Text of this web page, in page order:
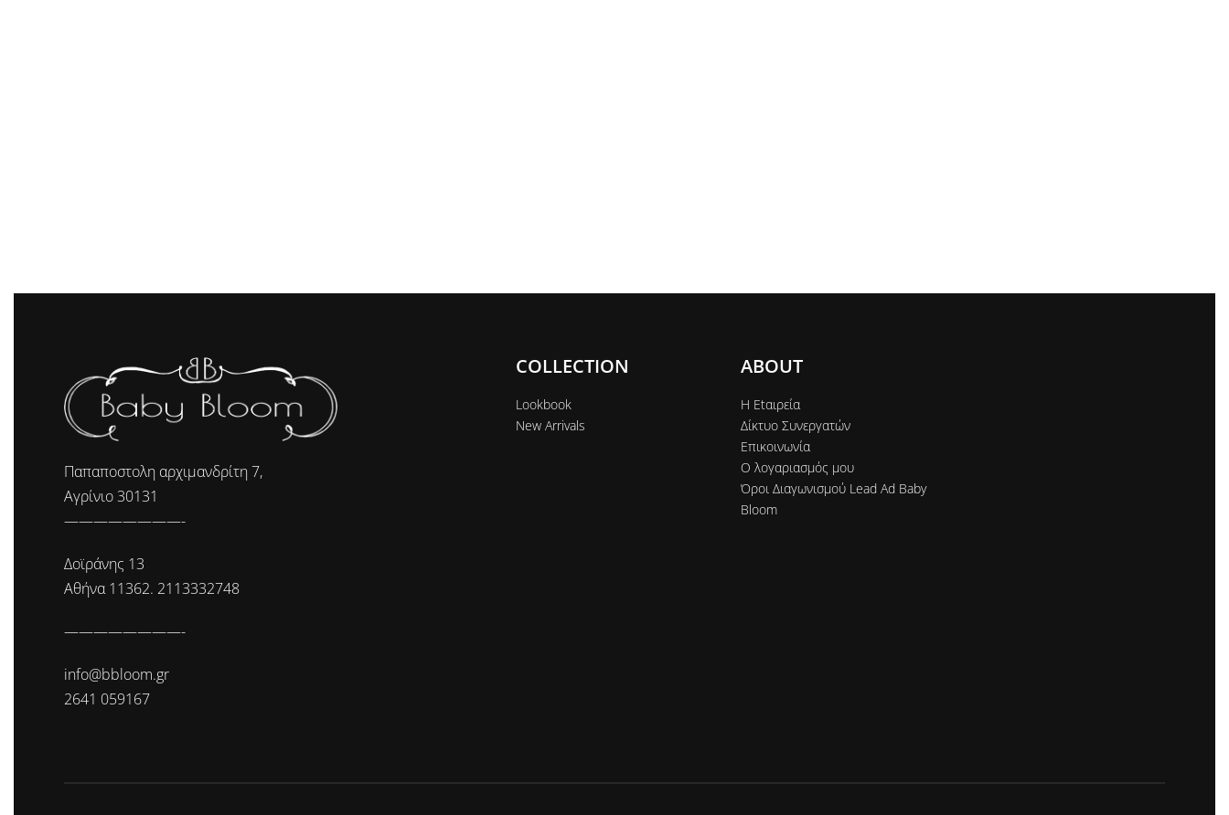
Παπαποστολη αρχιμανδρίτη 7,
Αγρίνιο 30131
————————-
Δοϊράνης 13
Αθήνα 11362. 2113332748
————————-
info@bbloom.gr
2641 059167
COLLECTION
Lookbook
New Arrivals
ABOUT
Η Εtαιρεία
Δίκτυο Συνεργατών
Επικοινωνία
Ο λογαριασμός μου
Όροι Διαγωνισμού Lead Ad Baby
Bloom